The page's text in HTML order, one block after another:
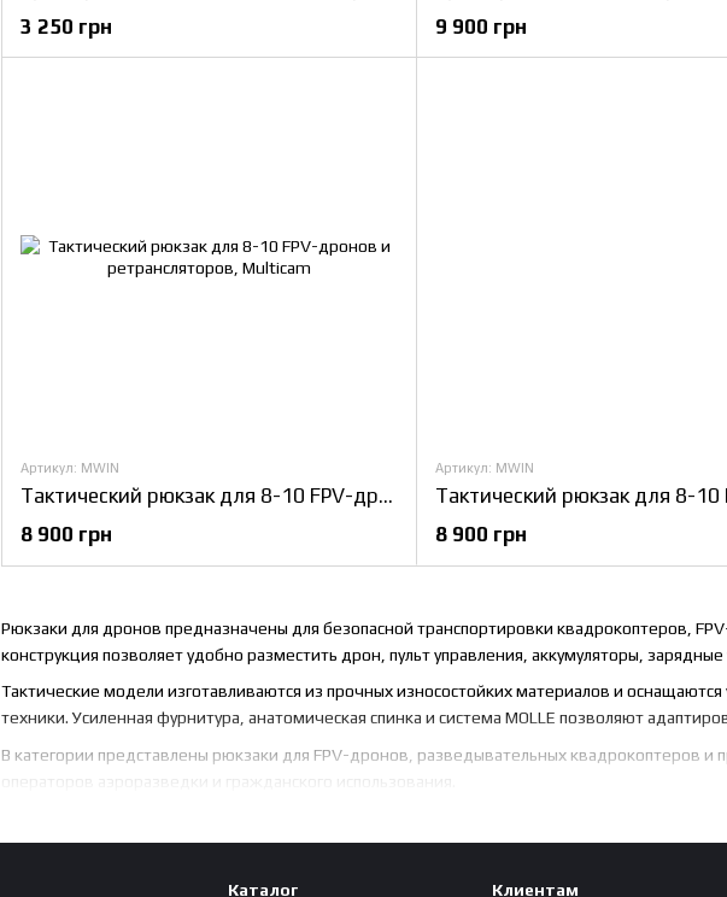
Рюкзаки для дронов предназначены для безопасной транспортировки квадрокоптеров,
конструкция позволяет удобно разместить дрон, пульт управления, аккумуляторы,
Тактические модели изготавливаются из прочных износостойких материалов и
техники. Усиленная фурнитура, анатомическая спинка и система MOLLE позволяют
В категории представлены рюкзаки для FPV-дронов, разведывательных квадрокоптеров и
3 250 грн
9 900 грн
Артикул: MWIN
Тактический рюкзак для 8-10 FPV-дронов и ретрансляторов, Multicam
8 900 грн
Артикул: MWIN
8 900 грн
Каталог Клиентам